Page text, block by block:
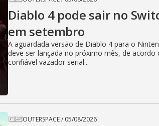
Diablo 4 pode sair no
em setembro
A aguardada versão de Diablo 4 para o
deve ser lançada no próximo mês, de acordo
confiável vazador serial...
OUTERSPACE/ 05/08/2026